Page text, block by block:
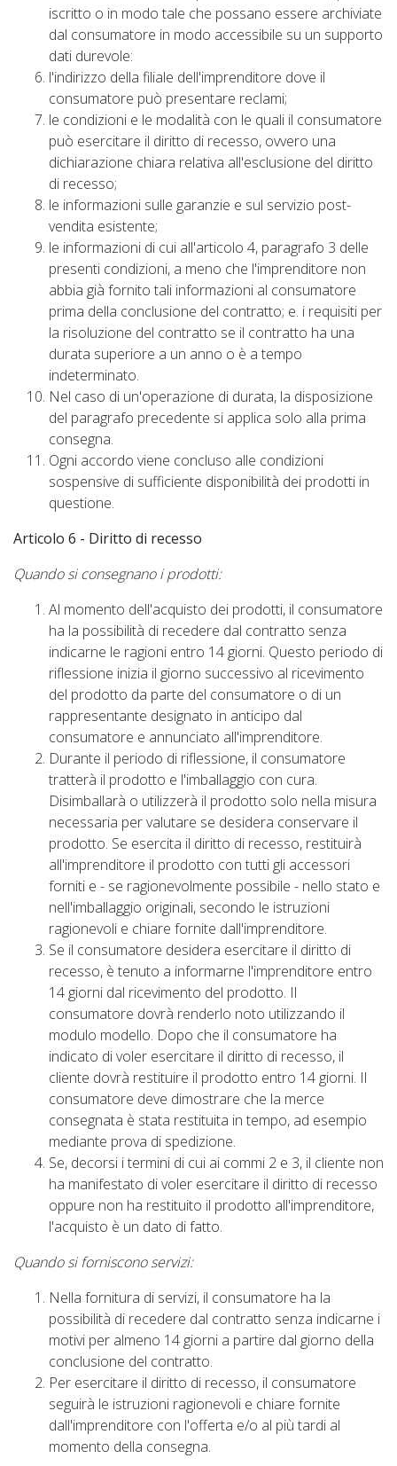
iscritto o in modo tale che possano essere archiviate
dal consumatore in modo accessibile su un supporto
dati durevole:
l'indirizzo della filiale dell'imprenditore dove il
consumatore può presentare reclami;
le condizioni e le modalità con le quali il consumatore
può esercitare il diritto di recesso, ovvero una
dichiarazione chiara relativa all'esclusione del diritto
di recesso;
le informazioni sulle garanzie e sul servizio post-
vendita esistente;
le informazioni di cui all'articolo 4, paragrafo 3 delle
presenti condizioni, a meno che l'imprenditore non
abbia già fornito tali informazioni al consumatore
prima della conclusione del contratto; e. i requisiti per
la risoluzione del contratto se il contratto ha una
durata superiore a un anno o è a tempo
indeterminato.
Nel caso di un'operazione di durata, la disposizione
del paragrafo precedente si applica solo alla prima
consegna.
Ogni accordo viene concluso alle condizioni
sospensive di sufficiente disponibilità dei prodotti in
questione.
Articolo 6 - Diritto di recesso
Quando si consegnano i prodotti:
Al momento dell'acquisto dei prodotti, il consumatore
ha la possibilità di recedere dal contratto senza
indicarne le ragioni entro 14 giorni. Questo periodo di
riflessione inizia il giorno successivo al ricevimento
del prodotto da parte del consumatore o di un
rappresentante designato in anticipo dal
consumatore e annunciato all'imprenditore.
Durante il periodo di riflessione, il consumatore
tratterà il prodotto e l'imballaggio con cura.
Disimballarà o utilizzerà il prodotto solo nella misura
necessaria per valutare se desidera conservare il
prodotto. Se esercita il diritto di recesso, restituirà
all'imprenditore il prodotto con tutti gli accessori
forniti e - se ragionevolmente possibile - nello stato e
nell'imballaggio originali, secondo le istruzioni
ragionevoli e chiare fornite dall'imprenditore.
Se il consumatore desidera esercitare il diritto di
recesso, è tenuto a informarne l'imprenditore entro
14 giorni dal ricevimento del prodotto. Il
consumatore dovrà renderlo noto utilizzando il
modulo modello. Dopo che il consumatore ha
indicato di voler esercitare il diritto di recesso, il
cliente dovrà restituire il prodotto entro 14 giorni. Il
consumatore deve dimostrare che la merce
consegnata è stata restituita in tempo, ad esempio
mediante prova di spedizione.
Se, decorsi i termini di cui ai commi 2 e 3, il cliente non
ha manifestato di voler esercitare il diritto di recesso
oppure non ha restituito il prodotto all'imprenditore,
l'acquisto è un dato di fatto.
Quando si forniscono servizi:
Nella fornitura di servizi, il consumatore ha la
possibilità di recedere dal contratto senza indicarne i
motivi per almeno 14 giorni a partire dal giorno della
conclusione del contratto.
Per esercitare il diritto di recesso, il consumatore
seguirà le istruzioni ragionevoli e chiare fornite
dall'imprenditore con l'offerta e/o al più tardi al
momento della consegna.